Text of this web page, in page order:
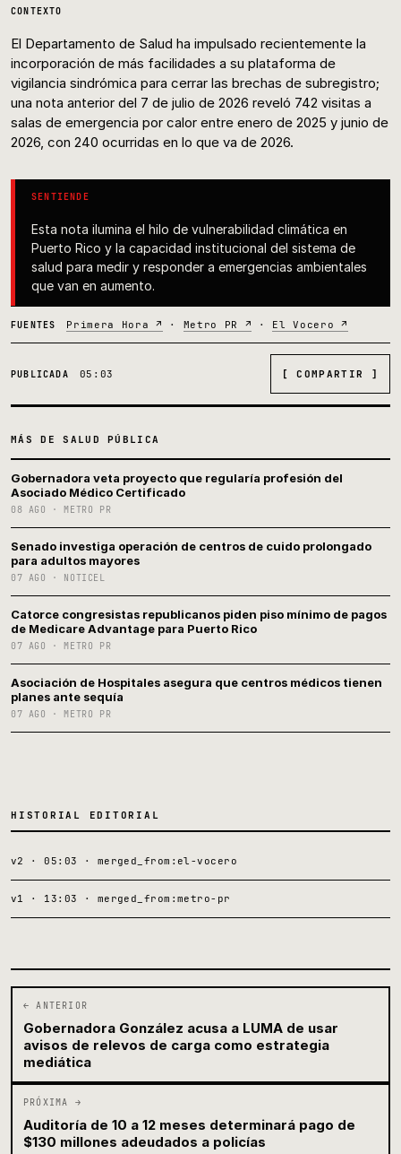
CONTEXTO
El Departamento de Salud ha impulsado recientemente la
incorporación de más facilidades a su plataforma de
vigilancia sindrómica para cerrar las brechas de subregistro;
una nota anterior del 7 de julio de 2026 reveló 742 visitas a
salas de emergencia por calor entre enero de 2025 y junio de
2026, con 240 ocurridas en lo que va de 2026.
SENTIENDE
Esta nota ilumina el hilo de vulnerabilidad climática en
Puerto Rico y la capacidad institucional del sistema de
salud para medir y responder a emergencias ambientales
que van en aumento.
FUENTES Primera Hora ↗ · Metro PR ↗ · El Vocero ↗
PUBLICADA 05:03 [ COMPARTIR ]
MÁS DE SALUD PÚBLICA
Gobernadora veta proyecto que regularía profesión del
Asociado Médico Certificado
08 AGO · METRO PR
Senado investiga operación de centros de cuido prolongado
para adultos mayores
07 AGO · NOTICEL
Catorce congresistas republicanos piden piso mínimo de pagos
de Medicare Advantage para Puerto Rico
07 AGO · METRO PR
Asociación de Hospitales asegura que centros médicos tienen
planes ante sequía
07 AGO · METRO PR
HISTORIAL EDITORIAL
v2 · 05:03 · merged_from:el-vocero
v1 · 13:03 · merged_from:metro-pr
← ANTERIOR
Gobernadora González acusa a LUMA de usar
avisos de relevos de carga como estrategia
mediática
PRÓXIMA →
Auditoría de 10 a 12 meses determinará pago de
$130 millones adeudados a policías